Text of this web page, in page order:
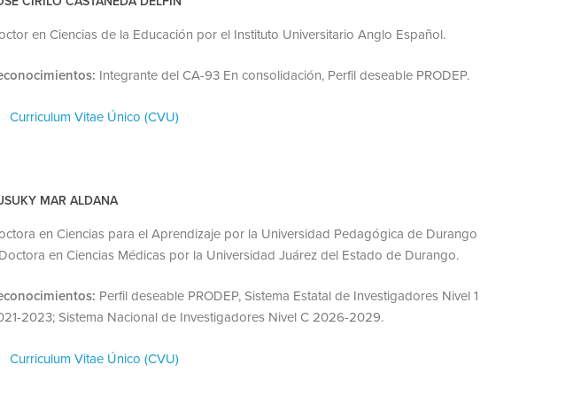
en Ciencias de la Educación por el Instituto Universitario Anglo Español.
Integrante del CA-93 En consolidación, Perfil deseable PRODEP.
Curriculum Vitae Único (CVU)
MAR ALDANA
en Ciencias para el Aprendizaje por la Universidad Pedagógica de Durango
en Ciencias Médicas por la Universidad Juárez del Estado de Durango.
Perfil deseable PRODEP, Sistema Estatal de Investigadores Nivel 1
2023; Sistema Nacional de Investigadores Nivel C 2026-2029.
Curriculum Vitae Único (CVU)